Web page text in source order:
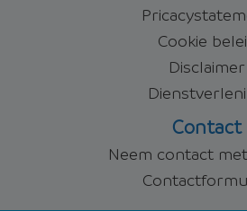
Cookie
Disclaimer
Contact
Neem contact